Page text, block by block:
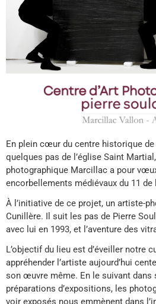
En plein cœur du centre historique
quelques pas de l’église Saint
photographique Marcillac a pour
encorbellements médiévaux du 11 de
À l’initiative de ce projet, un artiste-
Cunillère. Il suit les pas de Pierre
avec lui en 1993, et l’aventure des
L’objectif du lieu est d’éveiller notre
appréhender l’artiste aujourd’hui
son œuvre même. En le suivant dans
préparations d’expositions, les
voir exposés nous emmènent dans